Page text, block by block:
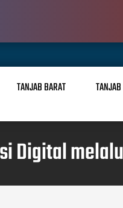
TANJAB BARAT
Digital